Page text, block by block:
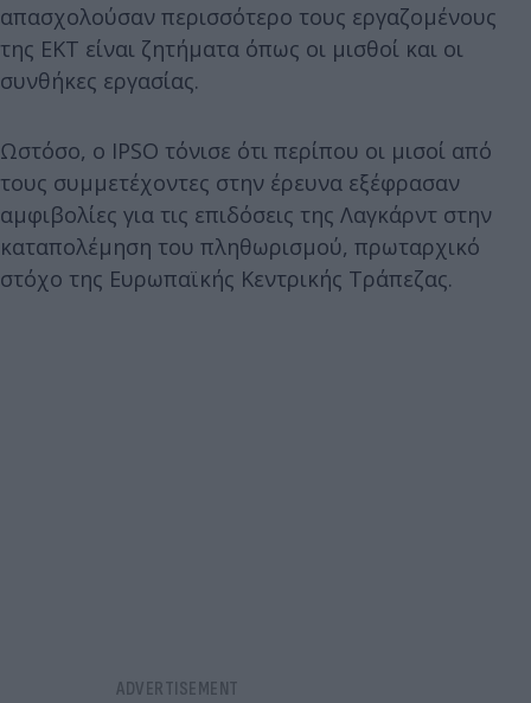
απασχολούσαν περισσότερο τους εργαζομένους
της ΕΚΤ είναι ζητήματα όπως οι μισθοί και οι
συνθήκες εργασίας.
Ωστόσο, ο IPSO τόνισε ότι περίπου οι μισοί από
τους συμμετέχοντες στην έρευνα εξέφρασαν
αμφιβολίες για τις επιδόσεις της Λαγκάρντ στην
καταπολέμηση του πληθωρισμού, πρωταρχικό
στόχο της Ευρωπαϊκής Κεντρικής Τράπεζας.